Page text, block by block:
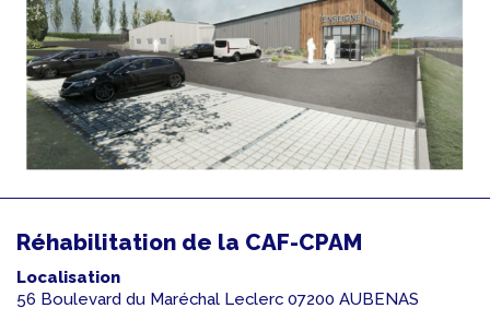
Réhabilitation de la CAF-CPAM
Localisation
56 Boulevard du Maréchal Leclerc 07200 AUBENAS